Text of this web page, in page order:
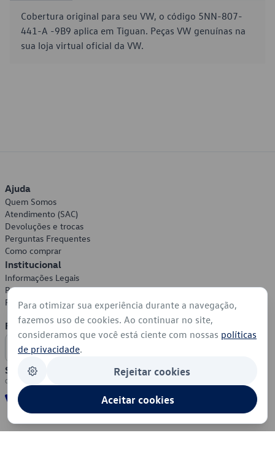
Cobertura original para seu VW, o código 5NN-807-
441-A -9B9 aplica em Tiguan. Peças VW genuínas na
sua loja virtual oficial da VW.
Ajuda
Quem Somos
Atendimento (SAC)
Devoluções e trocas
Perguntas Frequentes
Como comprar
Institucional
Informações Legais
Política de Privacidade
Política de Cookies
Formas de Pagamento
Segurança
Para otimizar sua experiência durante a navegação,
fazemos uso de cookies. Ao continuar no site,
consideramos que você está ciente com nossas políticas
de privacidade.
Rejeitar cookies
Aceitar cookies